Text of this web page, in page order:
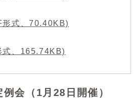
形式、70.40KB)
式、165.74KB)
会（1月28日開催）